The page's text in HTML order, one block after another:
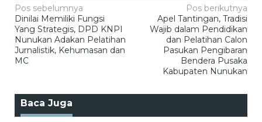
Navigasi
pos
Pos sebelumnya
Dinilai Memiliki Fungsi
Yang Strategis, DPD KNPI
Nunukan Adakan Pelatihan
Jurnalistik, Kehumasan dan
MC
Pos berikutnya
Apel Tantingan, Tradisi
Wajib dalam Pendidikan
dan Pelatihan Calon
Pasukan Pengibaran
Bendera Pusaka
Kabupaten Nunukan
Baca Juga